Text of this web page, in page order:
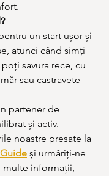
un start ușor și
atunci când simți
savura rece, cu
sau castravete
partener de
și activ.
noastre presate la
și urmăriți-ne
multe informații,